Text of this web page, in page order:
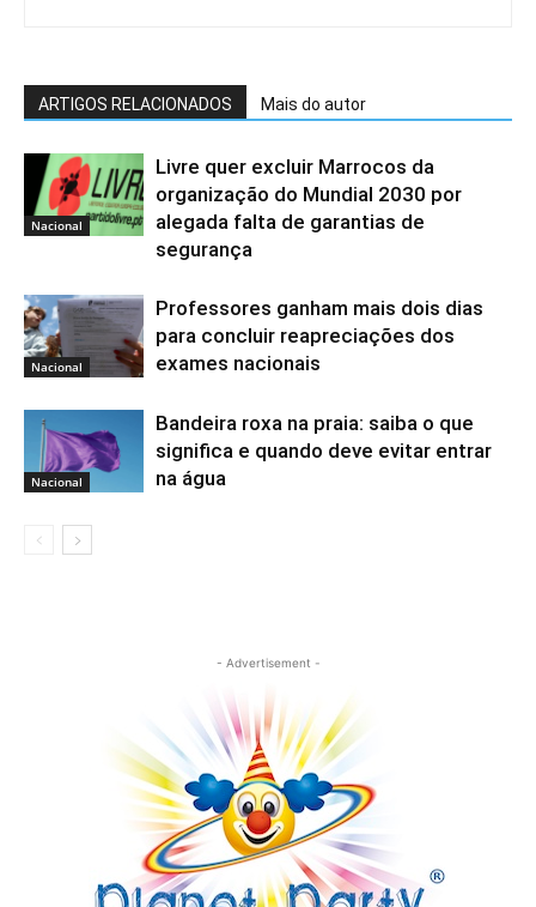
ARTIGOS RELACIONADOS Mais do autor
Nacional
Livre quer excluir Marrocos da
organização do Mundial 2030 por
alegada falta de garantias de
segurança
Nacional
Professores ganham mais dois dias
para concluir reapreciações dos
exames nacionais
Nacional
Bandeira roxa na praia: saiba o que
significa e quando deve evitar entrar
na água
- Advertisement -